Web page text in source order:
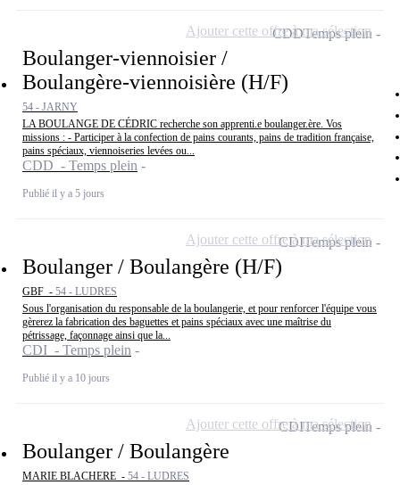
Boulanger-viennoisier /
Boulangère-viennoisière (H/F)
54 - JARNY
LA BOULANGE DE CÉDRIC recherche son apprenti.e boulanger.ère. Vos
missions : - Participer à la confection de pains courants, pains de tradition française,
pains spéciaux, viennoiseries levées ou...
CDD - Temps plein
Publié il y a 5 jours
CDDTemps plein
Ajouter cette offre à ma sélection
Boulanger / Boulangère (H/F)
GBF - 54 - LUDRES
Sous l'organisation du responsable de la boulangerie, et pour renforcer l'équipe vous
gèrerez la fabrication des baguettes et pains spéciaux avec une maîtrise du
pétrissage, façonnage ainsi que la...
CDI - Temps plein
Publié il y a 10 jours
CDITemps plein
Ajouter cette offre à ma sélection
Boulanger / Boulangère
MARIE BLACHERE - 54 - LUDRES
CDITemps plein
Ajouter cette offre à ma sélection